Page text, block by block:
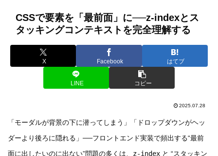
CSSで要素を「最前面」に──z-indexとス
タッキングコンテキストを完全理解する
X Facebook はてブ
LINE コピー
2025.07.28
「モーダルが背景の下に潜ってしまう」「ドロップダウンがヘッ
ダーより後ろに隠れる」──フロントエンド実装で頻出する“最前
面に出したいのに出ない”問題の多くは、 z-index と “スタッキン